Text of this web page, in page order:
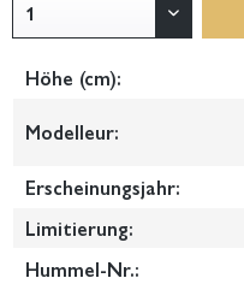
Höhe (cm):
Modelleur:
Erscheinungsjahr:
Limitierung:
Hummel-Nr.: